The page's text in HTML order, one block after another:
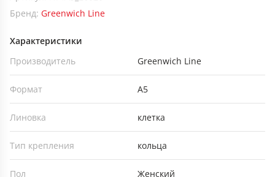
Бренд: Greenwich Line
Характеристики
Производитель
Greenwich Line
Формат А5
Линовка клетка
Тип крепления кольца
Пол Женский